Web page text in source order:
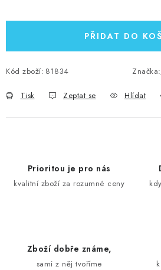
PŘIDAT DO
Kód zboží: 81834 Značka:
Tisk Zeptat se Hlídat
Prioritou je pro nás
kvalitní zboží za rozumné ceny
Zboží dobře známe,
sami z něj tvoříme